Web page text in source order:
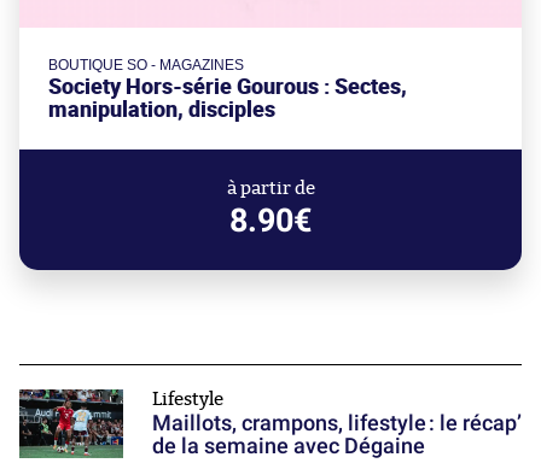
BOUTIQUE SO - MAGAZINES
Society Hors-série Gourous : Sectes,
manipulation, disciples
à partir de
8.90€
Lifestyle
Maillots, crampons, lifestyle : le récap’
de la semaine avec Dégaine